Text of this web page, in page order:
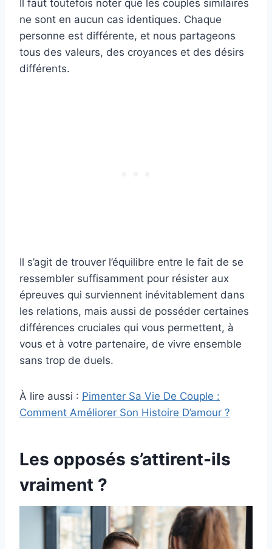
Il faut toutefois noter que les couples similaires
ne sont en aucun cas identiques. Chaque
personne est différente, et nous partageons
tous des valeurs, des croyances et des désirs
différents.
Il s’agit de trouver l’équilibre entre le fait de se
ressembler suffisamment pour résister aux
épreuves qui surviennent inévitablement dans
les relations, mais aussi de posséder certaines
différences cruciales qui vous permettent, à
vous et à votre partenaire, de vivre ensemble
sans trop de duels.
À lire aussi : Pimenter Sa Vie De Couple :
Comment Améliorer Son Histoire D’amour ?
Les opposés s’attirent-ils
vraiment ?